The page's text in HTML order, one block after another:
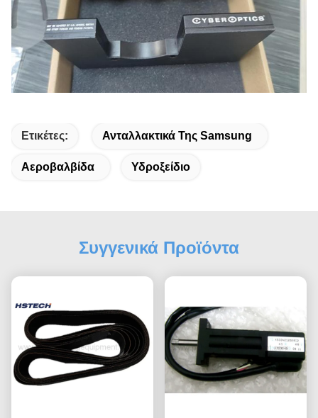
Ετικέτες: Ανταλλακτικά Της Samsung
Αεροβαλβίδα Υδροξείδιο
Συγγενικά Προϊόντα